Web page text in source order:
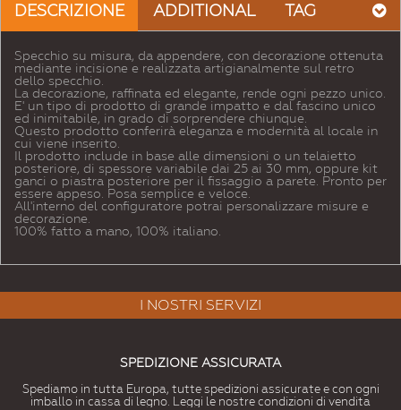
DESCRIZIONE ADDITIONAL TAG
Specchio su misura, da appendere, con decorazione ottenuta
mediante incisione e realizzata artigianalmente sul retro
dello specchio.
La decorazione, raffinata ed elegante, rende ogni pezzo unico.
E' un tipo di prodotto di grande impatto e dal fascino unico
ed inimitabile, in grado di sorprendere chiunque.
Questo prodotto conferirà eleganza e modernità al locale in
cui viene inserito.
Il prodotto include in base alle dimensioni o un telaietto
posteriore, di spessore variabile dai 25 ai 30 mm, oppure kit
ganci o piastra posteriore per il fissaggio a parete. Pronto per
essere appeso. Posa semplice e veloce.
All'interno del configuratore potrai personalizzare misure e
decorazione.
100% fatto a mano, 100% italiano.
I NOSTRI SERVIZI
SPEDIZIONE ASSICURATA
Spediamo in tutta Europa, tutte spedizioni assicurate e con ogni
imballo in cassa di legno. Leggi le nostre condizioni di vendita